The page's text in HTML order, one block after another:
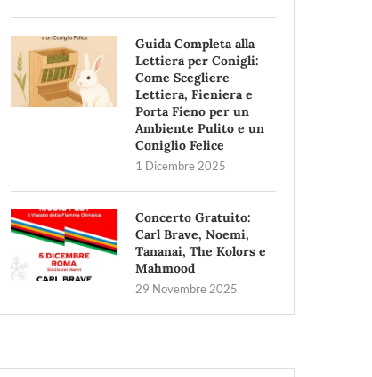
Guida Completa alla
Lettiera per Conigli:
Come Scegliere
Lettiera, Fieniera e
Porta Fieno per un
Ambiente Pulito e un
Coniglio Felice
1 Dicembre 2025
Concerto Gratuito:
Carl Brave, Noemi,
Tananai, The Kolors e
Mahmood
29 Novembre 2025